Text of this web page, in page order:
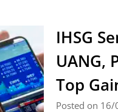
IHSG
UANG,
Top
Posted on